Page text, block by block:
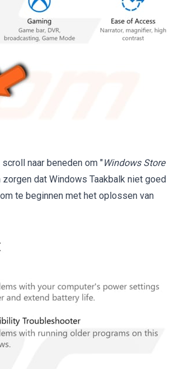
naar beneden om "Windows Store
dat Windows Taakbalk niet goed
te beginnen met het oplossen van